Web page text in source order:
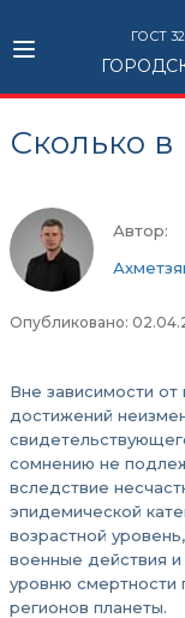
ГОСТ
Сколько
Автор:
Опубликовано:
Вне зависимости
достижений
сомнению не
вследствие
эпидемической
возрастной
военные действия
уровню смертности
регионов планеты.